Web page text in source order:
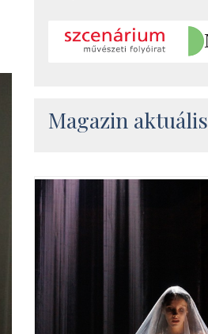
Magazin aktuális